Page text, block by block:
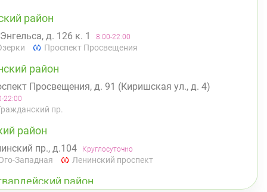
район
д. 126 к. 1 8:00-22:00
Проспект Просвещения
район
Просвещения, д. 91 (Киришская ул., д. 4)
22:00
пр.
район
пр., д.104 Круглосуточно
Западная Ленинский проспект
район